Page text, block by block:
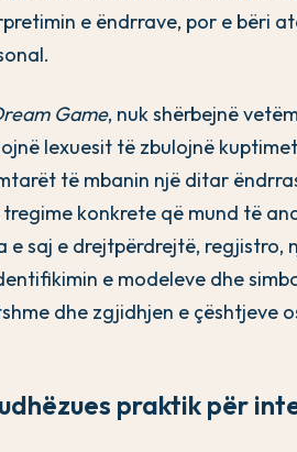
e ëndrrave, por e bëri
Game, nuk shërbejnë
lexuesit të zbulojnë
të mbanin një ditar
konkrete që mund të
saj e drejtpërdrejtë, regjistro,
e modeleve dhe
dhe zgjidhjen e çështjeve
praktik për